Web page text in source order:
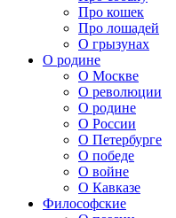
Про кошек
Про лошадей
О грызунах
О родине
О Москве
О революции
О родине
О России
О Петербурге
О победе
О войне
О Кавказе
Философские